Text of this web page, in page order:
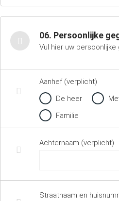
06. Persoonlijke
Vul hier uw persoonlijke
Aanhef (verplicht)
De heer
Familie
Achternaam (verplicht)
Straatnaam en